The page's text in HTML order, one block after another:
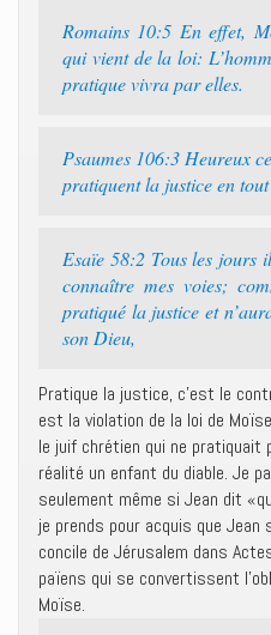
Romains 10:5 En effet,
qui vient de la loi:
pratique vivra par elles.
Psaumes 106:3 Heureux
pratiquent la justice en
Esaïe 58:2 Tous les jours
connaître mes voies;
pratiqué la justice et
son Dieu,
Pratique la justice, c’est le
est la violation de la loi de
le juif chrétien qui ne pratiquait
réalité un enfant du diable. Je
seulement même si Jean dit
je prends pour acquis que Jean
concile de Jérusalem dans
païens qui se convertissent
Moïse.